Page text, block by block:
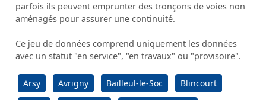
parfois ils peuvent emprunter des tronçons de voies non
aménagés pour assurer une continuité.
Ce jeu de données comprend uniquement les données
avec un statut "en service", "en travaux" ou "provisoire".
Arsy Avrigny Bailleul-le-Soc Blincourt